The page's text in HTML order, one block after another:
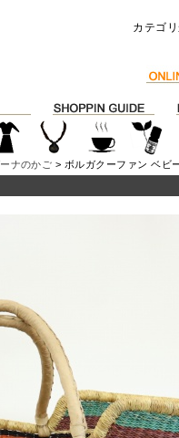
カテゴ
ナのかご > ボルガクーファン ベビ